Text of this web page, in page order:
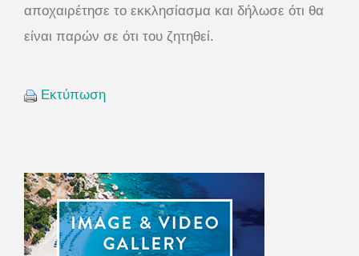
αποχαιρέτησε το εκκλησίασμα και δήλωσε ότι θα
είναι παρών σε ότι του ζητηθεί.
Εκτύπωση